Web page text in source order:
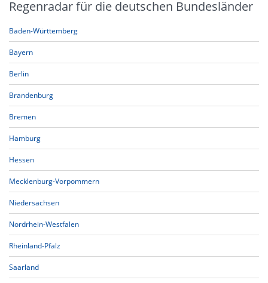
Regenradar für die deutschen Bundesländer
Baden-Württemberg
Bayern
Berlin
Brandenburg
Bremen
Hamburg
Hessen
Mecklenburg-Vorpommern
Niedersachsen
Nordrhein-Westfalen
Rheinland-Pfalz
Saarland